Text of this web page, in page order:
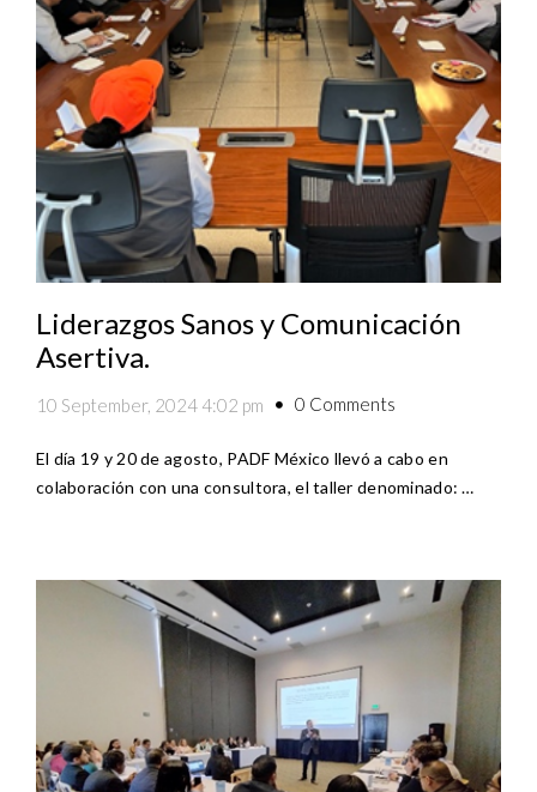
Liderazgos Sanos y Comunicación
Asertiva.
10 September, 2024 4:02 pm 0 Comments
El día 19 y 20 de agosto, PADF México llevó a cabo en
colaboración con una consultora, el taller denominado: …